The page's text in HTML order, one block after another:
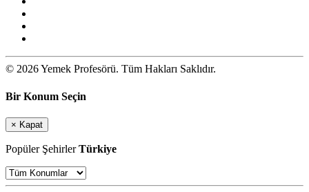
© 2026 Yemek Profesörü. Tüm Hakları Saklıdır.
Bir Konum Seçin
× Kapat
Popüler ŞehirlerTürkiye